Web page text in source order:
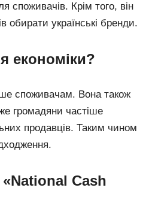
споживачів. Крім того, він
обирати українські бренди.
економіки?
споживачам. Вона також
громадяни частіше
продавців. Таким чином
Cash